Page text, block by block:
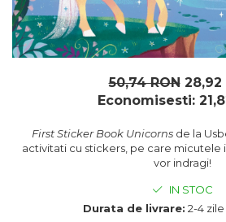
oceane
50,74 RON 28,92
Economisesti:
First Sticker Book Unicorns de la
activitati cu stickers, pe care micutele
vor indragi!
IN STOC
Durata de livrare: 2-4